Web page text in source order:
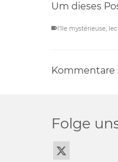
Um dieses
l'île mystérieuse,
Kommentare
Folge